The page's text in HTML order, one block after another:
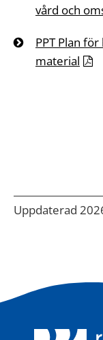
vård och
PPT Plan
material
Uppdaterad